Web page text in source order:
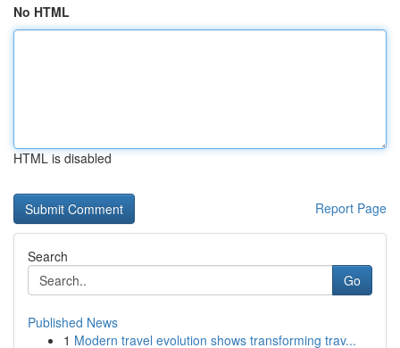
No HTML
HTML is disabled
Report Page
Search
Go
Published News
1 Modern travel evolution shows transforming trav...